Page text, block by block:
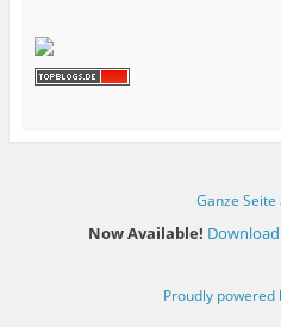
Ganze
Now Available!
Proudly powered